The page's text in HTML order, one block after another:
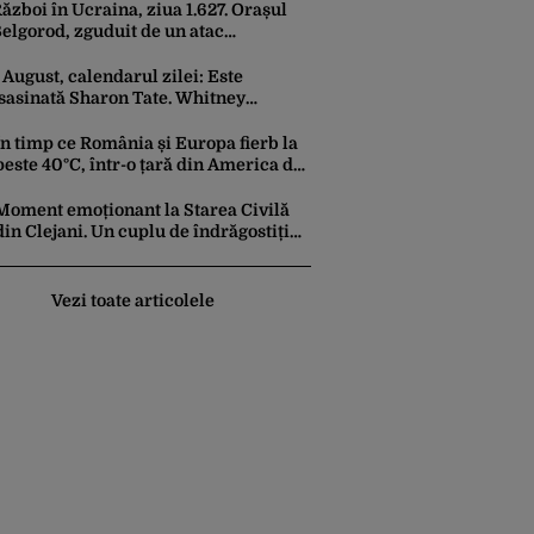
în Ucraina, ziua 1.627. Orașul
zguduit de un atac
rănite și mai multe clădiri,
August, calendarul zilei: Este
Sharon Tate. Whitney
timp ce România și Europa fierb la
40°C, într-o țară din America de
s-au umplut de schiori
emoționant la Starea Civilă
Clejani. Un cuplu de îndrăgostiți
Vezi toate articolele